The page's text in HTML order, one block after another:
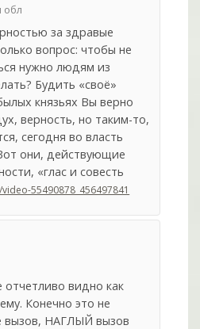
обл
за здравые
вопрос: чтобы не
нужно людям из
Будить «своё»
князьях Вы верно
верность, но таким-то,
сегодня во власть
они, действующие
«глас и совесть
55490878_456497841
видно как
Конечно это не
вызов, НАГЛЫЙ вызов